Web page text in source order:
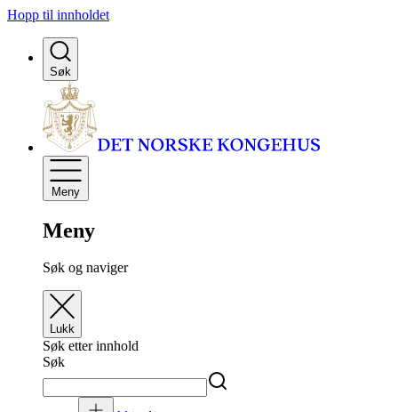
Hopp til innholdet
Søk
Meny
Meny
Søk og naviger
Lukk
Søk etter innhold
Søk